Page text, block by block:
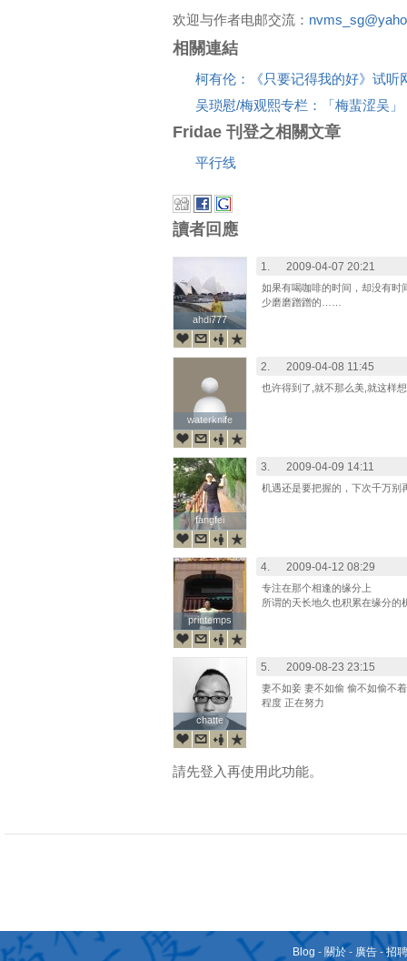
欢迎与作者电邮交流：
相關連結
柯有伦：《只要记得我的好》试听
吴琐慰/梅观熙专栏：「梅蜚涩吴」
Fridae 刊登之相關文章
平行线
讀者回應
ahdi777
ahdi777
1. 2009-04-07 20:21
如果有喝咖啡的时间，却没有时
少磨磨蹭蹭的……
waterknife
waterknife
2. 2009-04-08 11:45
也许得到了,就不那么美,就这样
fangfei
fangfei
3. 2009-04-09 14:11
机遇还是要把握的，下次千万别
printemps
printemps
4. 2009-04-12 08:29
专注在那个相逢的缘分上
所谓的天长地久也积累在缘分的
chatte
chatte
5. 2009-08-23 23:15
妻不如妾 妻不如偷 偷不如偷不
程度 正在努力
請先登入再使用此功能。
Blog - 關於 - 廣告 -招